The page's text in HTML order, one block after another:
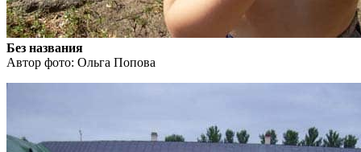
Без названия
Автор фото: Ольга Попова